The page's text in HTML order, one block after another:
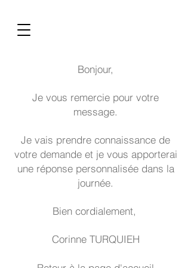
Bonjour,
Je vous remercie pour votre
message.
Je vais prendre connaissance de
votre demande et je vous apporterai
une réponse personnalisée dans la
journée.
Bien cordialement,
Corinne TURQUIEH